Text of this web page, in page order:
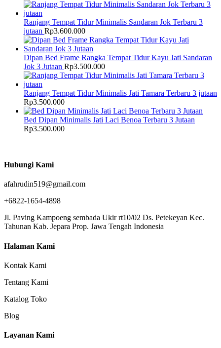
Ranjang Tempat Tidur Minimalis Sandaran Jok Terbaru 3
jutaan Rp3.600.000
Dipan Bed Frame Rangka Tempat Tidur Kayu Jati Sandaran
Jok 3 Jutaan Rp3.500.000
Ranjang Tempat Tidur Minimalis Jati Tamara Terbaru 3 jutaan
Rp3.500.000
Bed Dipan Minimalis Jati Laci Benoa Terbaru 3 Jutaan
Rp3.500.000
Hubungi Kami
afahrudin519@gmail.com
+6822-1654-4898
Jl. Paving Kampoeng sembada Ukir rt10/02 Ds. Petekeyan Kec.
Tahunan Kab. Jepara Prop. Jawa Tengah Indonesia
Halaman Kami
Kontak Kami
Tentang Kami
Katalog Toko
Blog
Layanan Kami